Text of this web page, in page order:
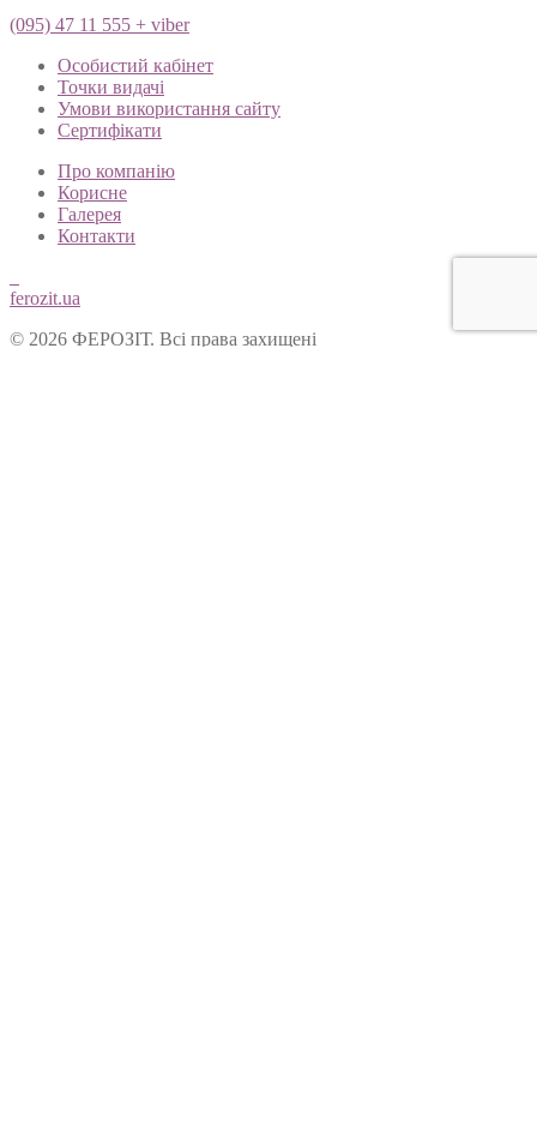
(095) 47 11 555 + viber
Особистий кабінет
Точки видачі
Умови використання сайту
Сертифікати
Про компанію
Корисне
Галерея
Контакти
ferozit.ua
© 2026 ФЕРОЗІТ. Всі права захищені